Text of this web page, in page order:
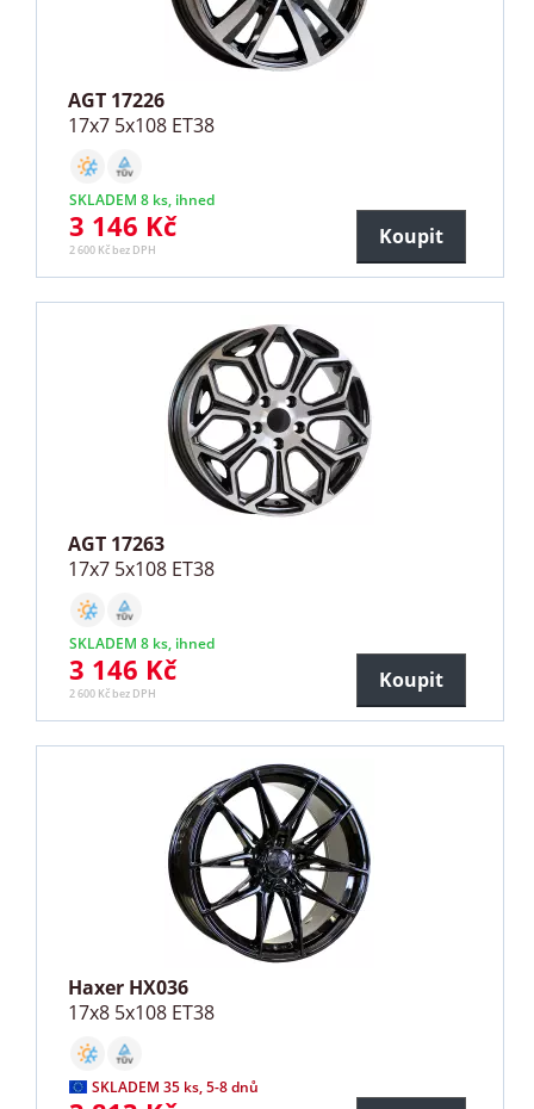
AGT 17226
17x7 5x108 ET38
SKLADEM 8 ks, ihned
3 146 Kč
2 600 Kč bez DPH
Koupit
AGT 17263
17x7 5x108 ET38
SKLADEM 8 ks, ihned
3 146 Kč
2 600 Kč bez DPH
Koupit
Haxer HX036
17x8 5x108 ET38
SKLADEM 35 ks, 5-8 dnů